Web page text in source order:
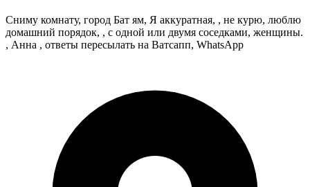
Сниму комнату, город Бат ям, Я аккуратная, , не курю, люблю
домашний порядок, , с одной или двумя соседками, женщины.
, Анна , ответы пересылать на Ватсапп, WhatsApp